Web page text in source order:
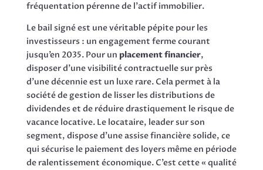
fréquentation pérenne de l’actif immobilier.
Le bail signé est une véritable pépite pour les
investisseurs : un engagement ferme courant
jusqu’en 2035. Pour un placement financier,
disposer d’une visibilité contractuelle sur près
d’une décennie est un luxe rare. Cela permet à la
société de gestion de lisser les distributions de
dividendes et de réduire drastiquement le risque de
vacance locative. Le locataire, leader sur son
segment, dispose d’une assise financière solide, ce
qui sécurise le paiement des loyers même en période
de ralentissement économique. C’est cette « qualité